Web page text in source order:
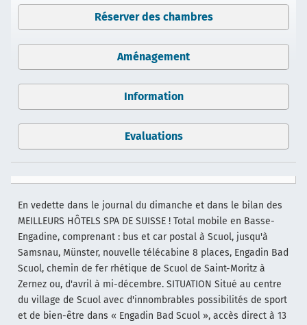
Réserver des chambres
Aménagement
Information
Evaluations
En vedette dans le journal du dimanche et dans le bilan des
MEILLEURS HÔTELS SPA DE SUISSE ! Total mobile en Basse-
Engadine, comprenant : bus et car postal à Scuol, jusqu'à
Samsnau, Münster, nouvelle télécabine 8 places, Engadin Bad
Scuol, chemin de fer rhétique de Scuol de Saint-Moritz à
Zernez ou, d'avril à mi-décembre. SITUATION Situé au centre
du village de Scuol avec d'innombrables possibilités de sport
et de bien-être dans « Engadin Bad Scuol », accès direct à 13